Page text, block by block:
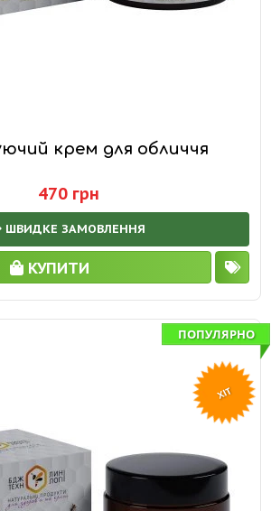
крем для обличчя
470 грн
ШВИДКЕ ЗАМОВЛЕННЯ
КУПИТИ
ПОПУЛЯРНО
ХІТ